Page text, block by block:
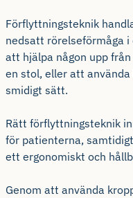
Förflyttningsteknik
nedsatt rörelseförmåga i
att hjälpa någon upp
en stol, eller att
smidigt sätt.
Rätt förflyttningsteknik
för patienterna,
ett ergonomiskt och
Genom att använda